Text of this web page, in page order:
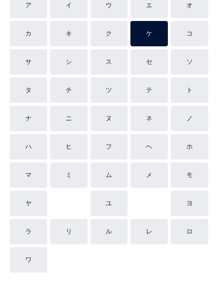
ア イ ウ エ オ
カ キ ク ケ コ
サ シ ス セ ソ
タ チ ツ テ ト
ナ ニ ヌ ネ ノ
ハ ヒ フ ヘ ホ
マ ミ ム メ モ
ヤ ユ ヨ
ラ リ ル レ ロ
ワ